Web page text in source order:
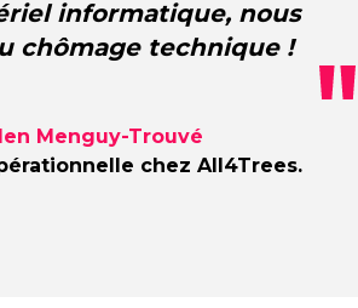
informatique, nous
chômage technique !
Menguy-Trouvé
chez All4Trees.